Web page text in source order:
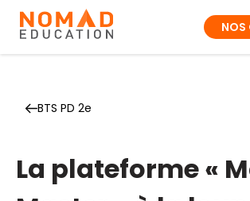
NOS
BTS PD 2e
La plateforme «